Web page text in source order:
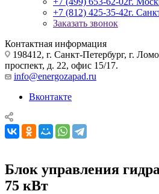
+7 (812) 425-35-42г.
Заказать звонок
Контактная информация
198412, г. Санкт-Петербург, г.
проспект, д. 22, офис 15/17.
info@energozapad.ru
Вконтакте
Блок управления
75 кВт